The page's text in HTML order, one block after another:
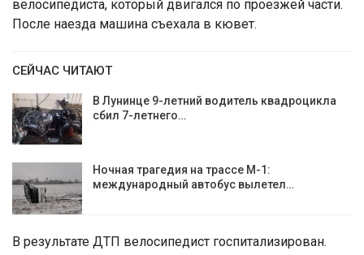
велосипедиста, который двигался по проезжей части.
После наезда машина съехала в кювет.
СЕЙЧАС ЧИТАЮТ
В Лунинце 9-летний водитель квадроцикла
сбил 7-летнего…
Ночная трагедия на трассе М-1:
международный автобус вылетел…
В результате ДТП велосипедист госпитализирован.